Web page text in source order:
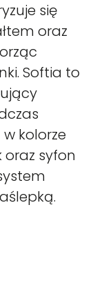
się
oraz
Softia to
kolorze
oraz syfon